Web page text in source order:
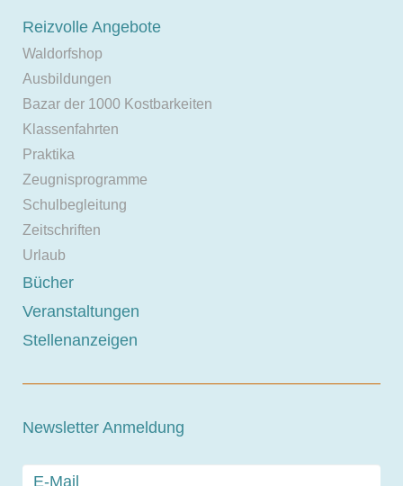
Reizvolle Angebote
Waldorfshop
Ausbildungen
Bazar der 1000 Kostbarkeiten
Klassenfahrten
Praktika
Zeugnisprogramme
Schulbegleitung
Zeitschriften
Urlaub
Bücher
Veranstaltungen
Stellenanzeigen
Newsletter Anmeldung